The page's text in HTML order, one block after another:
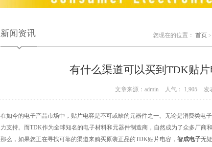
新闻资讯 您现在的位置： 首页 >
有什么渠道可以买到TDK贴
文章来源：admin 人气： 1,905 发
在如今的电子产品市场中，贴片电容是不可或缺的元器件之一。无论是消费类电
力支持。而TDK作为全球知名的电子材料和元器件制造商，自然成为了众多厂商和
那么，如果您正在寻找可靠的渠道来购买原装正品的TDK贴片电容， 智成电子无